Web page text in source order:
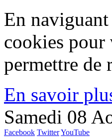
En
cookies pour
permettre de
En savoir
Samedi 08
Facebook TwitterYouTube